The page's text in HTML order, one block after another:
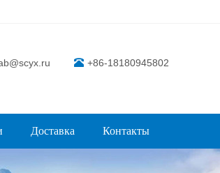
+86-18180945802
Доставка Контакты